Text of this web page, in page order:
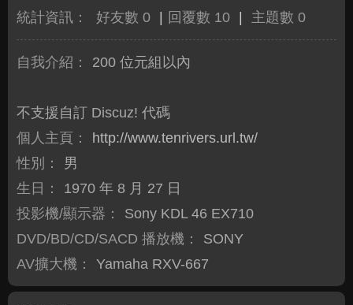
統計資訊： 好友數 0 回覆數 10 主題數 0
自我介紹： 200 位元組以內
不支援自訂 Discuz! 代碼
個人主頁：
http://www.tenrivers.url.tw/
性別：
男
生日：
1970 年 8 月 27 日
投影機/顯示器：
Sony KDL 46 EX710
DVD/BD/CD/SACD 播放機：
SONY
AV擴大機：
Yamaha RXV-667